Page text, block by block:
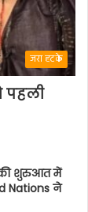
जरा हटके
पहली
शुरुआत में
Nations ने